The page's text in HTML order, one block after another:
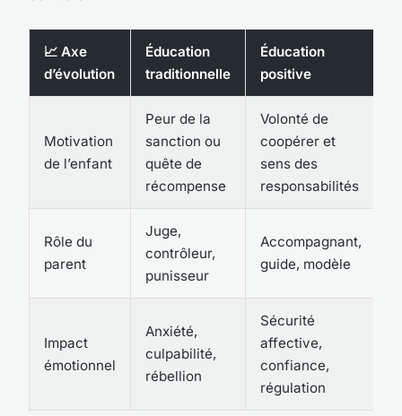
📈 Axe
d’évolution
Éducation
traditionnelle
Éducation
positive
Motivation
de l’enfant
Peur de la
sanction ou
quête de
récompense
Volonté de
coopérer et
sens des
responsabilités
Rôle du
parent
Juge,
contrôleur,
punisseur
Accompagnant,
guide, modèle
Impact
émotionnel
Anxiété,
culpabilité,
rébellion
Sécurité
affective,
confiance,
régulation